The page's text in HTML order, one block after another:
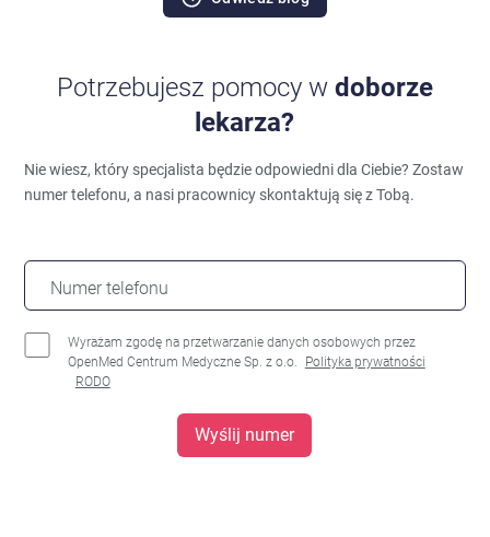
Potrzebujesz pomocy w doborze
lekarza?
Nie wiesz, który specjalista będzie odpowiedni dla Ciebie?Zostaw
numer telefonu, a nasi pracownicy skontaktują się z Tobą.
Numer telefonu
Wyrażam zgodę na przetwarzanie danych osobowych przez
OpenMed Centrum Medyczne Sp. z o.o.
Polityka prywatności
RODO
Wyślij numer